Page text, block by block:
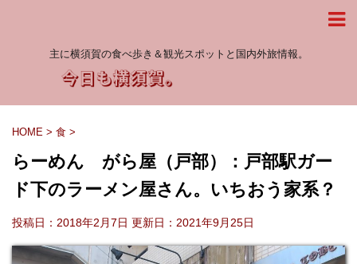
主に横須賀の食べ歩き＆観光スポットと国内外旅情報。
HOME > 食 >
らーめん がら屋（戸部）：戸部駅ガー
ド下のラーメン屋さん。いちおう家系？
投稿日：2018年2月7日 更新日： 2021年9月25日